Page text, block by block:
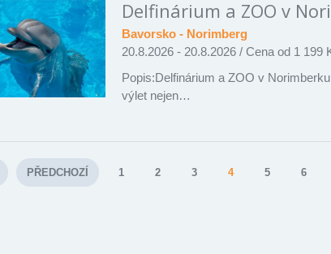
Delfinárium a ZOO v
Bavorsko - Norimberg
20.8.2026 - 20.8.2026/ Cena od 1 199
Popis:Delfinárium a ZOO v
výlet nejen…
PŘEDCHOZÍ 1 2 3 4 5 6